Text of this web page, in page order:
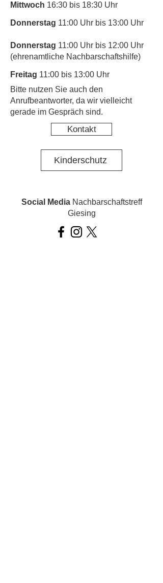
Mittwoch 16:30 bis 18:30 Uhr
Donnerstag 11:00 Uhr bis 13:00 Uhr
Donnerstag 11:00 Uhr bis 12:00 Uhr
(ehrenamtliche Nachbarschaftshilfe)
Freitag 11:00 bis 13:00 Uhr
​Bitte nutzen Sie auch den
Anrufbeantworter, da wir vielleicht
gerade im Gespräch sind.
Kontakt
Kinderschutz
Social MediaNachbarschaftstreff
Giesing